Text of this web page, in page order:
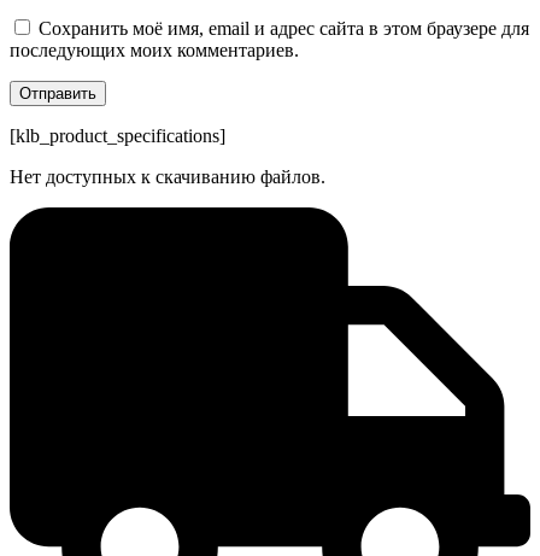
Сохранить моё имя, email и адрес сайта в этом браузере для
последующих моих комментариев.
[klb_product_specifications]
Нет доступных к скачиванию файлов.